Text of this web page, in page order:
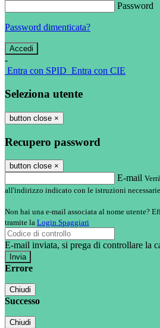
Password
Password dimenticata?
-
Entra con SPID Entra con CIE
Seleziona utente
button close ×
Recupero password
button close ×
E-mail
all'indirizzo indicato con le istruzioni
Non hai una e-mail associata al nome utente?
tramite la Login Spaggiari
E-mail inviata, si prega di controllare la
Errore
Chiudi
Successo
Chiudi